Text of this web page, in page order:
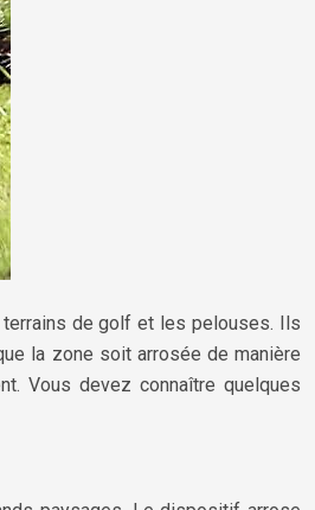
de golf et les pelouses. Ils
la zone soit arrosée de manière
Vous devez connaître quelques